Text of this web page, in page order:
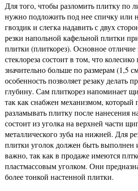
Для того, чтобы разломить плитку по
нужно подложить под нее спичку или
гвоздик и слегка надавить с двух
резки напольной кафельной плитки
плитки (плиткорез). Основное отличие
стеклореза состоит в том, что колесико
значительно больше по размерам (1,5
особенность позволяет резаку делать
глубину. Сам плиткорез напоминает
так как снабжен механизмом, который
разламывать плитку после нанесения
состоит из уголка на верхней части
металлического зуба на нижней. Для
плитки уголок должен быть выполнен
важно, так как в продаже имеются
пластмассовым уголком. Они
более тонкой настенной плитки.